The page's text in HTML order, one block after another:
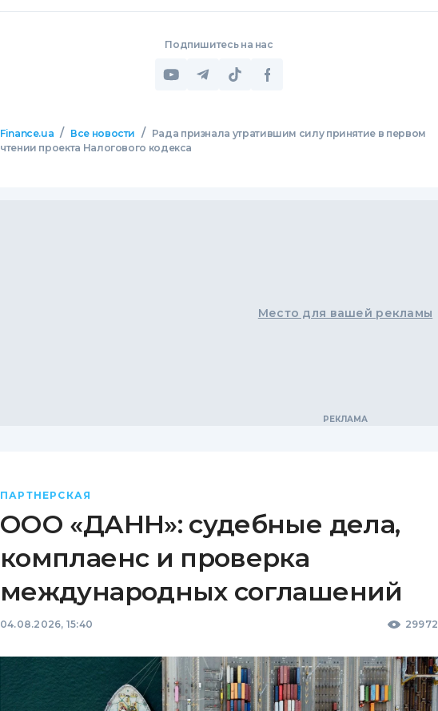
Подпишитесь на нас
Finance.ua / Все новости /
Рада признала утратившим силу принятие в первом
чтении проекта Налогового кодекса
Место для вашей рекламы
ПАРТНЕРСКАЯ
ООО «ДАНН»: судебные дела,
комплаенс и проверка
международных соглашений
04.08.2026, 15:40 29972